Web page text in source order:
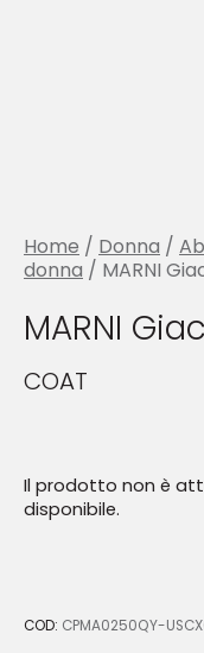
Home / Donna /
donna / MARNI
MARNI
COAT
Il prodotto non è
disponibile.
COD: CPMA0250QY-